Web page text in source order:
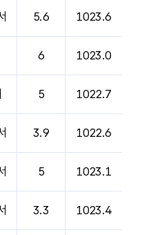
5.6 1023.6
6 1023.0
5 1022.7
3.9 1022.6
5 1023.1
3.3 1023.4